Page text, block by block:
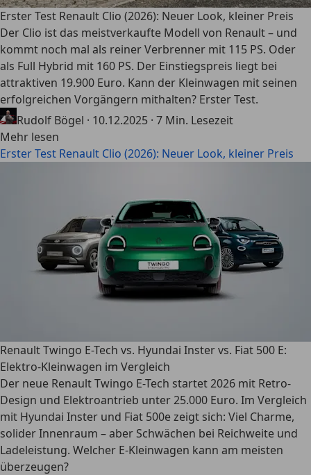
Erster Test Renault Clio (2026): Neuer Look, kleiner Preis
Der Clio ist das meistverkaufte Modell von Renault – und
kommt noch mal als reiner Verbrenner mit 115 PS. Oder
als Full Hybrid mit 160 PS. Der Einstiegspreis liegt bei
attraktiven 19.900 Euro. Kann der Kleinwagen mit seinen
erfolgreichen Vorgängern mithalten? Erster Test.
Rudolf Bögel · 10.12.2025 · 7 Min. Lesezeit
Mehr lesen
Erster Test Renault Clio (2026): Neuer Look, kleiner Preis
Renault Twingo E-Tech vs. Hyundai Inster vs. Fiat 500 E:
Elektro-Kleinwagen im Vergleich
Der neue Renault Twingo E-Tech startet 2026 mit Retro-
Design und Elektroantrieb unter 25.000 Euro. Im Vergleich
mit Hyundai Inster und Fiat 500e zeigt sich: Viel Charme,
solider Innenraum – aber Schwächen bei Reichweite und
Ladeleistung. Welcher E-Kleinwagen kann am meisten
überzeugen?